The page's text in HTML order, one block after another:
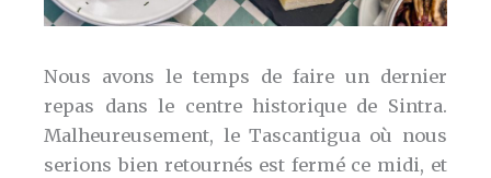
Nous avons le temps de faire un dernier
repas dans le centre historique de Sintra.
Malheureusement, le Tascantigua où nous
serions bien retournés est fermé ce midi, et